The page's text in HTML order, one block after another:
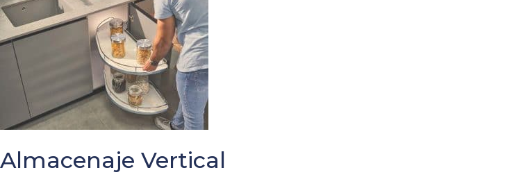
Almacenaje Vertical